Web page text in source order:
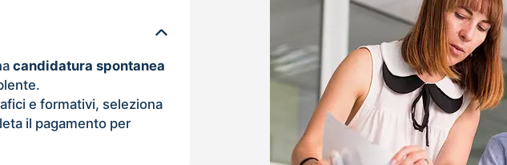
candidatura spontanea
e formativi, seleziona
il pagamento per